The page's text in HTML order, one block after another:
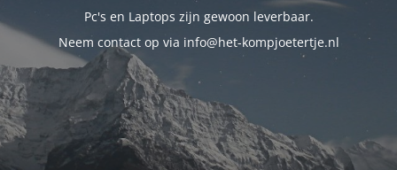
Pc's en Laptops zijn gewoon leverbaar.
Neem contact op via info@het-kompjoetertje.nl